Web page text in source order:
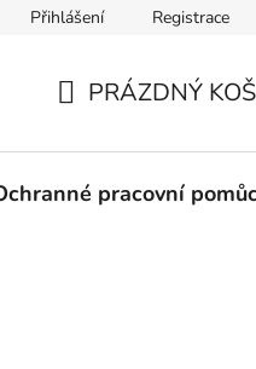
Přihlášení Registrace
KOŠÍK
PRÁZDNÝ
pracovní